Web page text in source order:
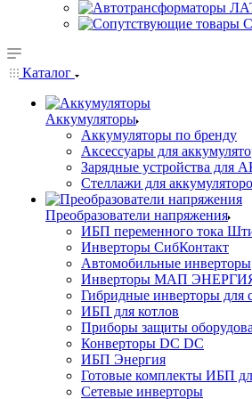
Каталог
Аккумуляторы
Аккумуляторы по бренду
Аксессуары для
Зарядные устройства для
Стеллажи для
Преобразователи напряжения
ИБП переменного тока
Инверторы СибКонтакт
Автомобильные инверторы
Инверторы МАП
Гибридные инверторы для
ИБП для котлов
Приборы защиты
Конверторы DC DC
ИБП Энергия
Готовые комплекты ИБП
Сетевые инверторы